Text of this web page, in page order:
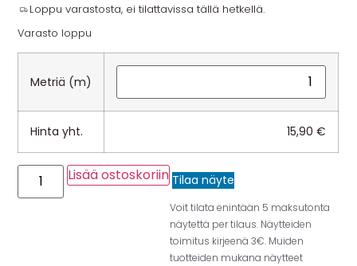
Loppu varastosta, ei tilattavissa tällä hetkellä.
Varasto loppu
Metriä (m)
Hinta yht. 15,90€
Lisää ostoskoriin Tilaa näyte
Voit tilata enintään 5 maksutonta
näytettä per tilaus. Näytteiden
toimitus kirjeenä 3€. Muiden
tuotteiden mukana näytteet